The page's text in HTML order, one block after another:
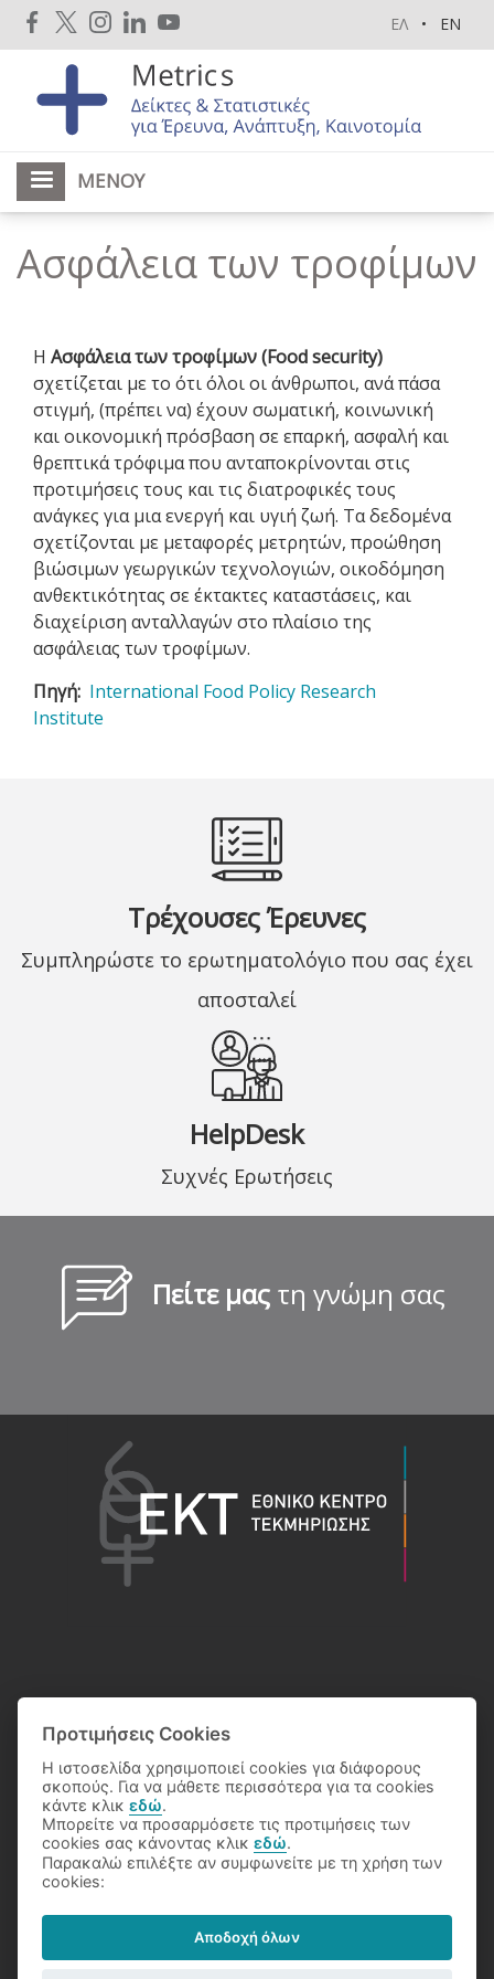
Παράκαμψη
προς
κυρίως
ΕΛ EN
ΜΕΝΟΎ
Ασφάλεια των τροφίμων
Η Ασφάλεια των τροφίμων (Food security)
σχετίζεται με το ότι όλοι οι άνθρωποι, ανά πάσα
στιγμή, (πρέπει να) έχουν σωματική, κοινωνική
και οικονομική πρόσβαση σε επαρκή, ασφαλή και
θρεπτικά τρόφιμα που ανταποκρίνονται στις
προτιμήσεις τους και τις διατροφικές τους
ανάγκες για μια ενεργή και υγιή ζωή. Τα δεδομένα
σχετίζονται με μεταφορές μετρητών, προώθηση
βιώσιμων γεωργικών τεχνολογιών, οικοδόμηση
ανθεκτικότητας σε έκτακτες καταστάσεις, και
διαχείριση ανταλλαγών στο πλαίσιο της
ασφάλειας των τροφίμων.
Πηγή International Food Policy Research
Institute
Τρέχουσες Έρευνες
Συμπληρώστε το ερωτηματολόγιο που σας έχει
αποσταλεί
HelpDesk
Συχνές Ερωτήσεις
Πείτε μας τη γνώμη σας
© 2026 Eθνικό Κέντρο Τεκμηρίωσης
Προστασία Δεδομένων
Προτιμήσεις Cookies
Η ιστοσελίδα χρησιμοποιεί cookies για διάφορους
σκοπούς. Για να μάθετε περισσότερα για τα cookies
κάντε κλικεδώ.
Μπορείτε να προσαρμόσετε τις προτιμήσεις των
cookies σας κάνοντας κλικεδώ.
Παρακαλώ επιλέξτε αν συμφωνείτε με τη χρήση των
cookies:
Αποδοχή όλων